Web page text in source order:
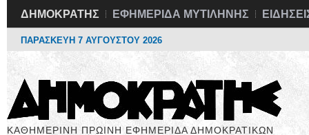
ΔΗΜΟΚΡΑΤΗΣ ΕΦΗΜΕΡΙΔΑ ΜΥΤΙΛΗΝΗΣ
ΠΑΡΑΣΚΕΥΗ 7 ΑΥΓΟΥΣΤΟΥ 2026
ΚΑΘΗΜΕΡΙΝΗ ΠΡΩΙΝΗ ΕΦΗΜΕΡΙΔΑ ΔΗΜΟΚΡΑΤΙΚΩΝ